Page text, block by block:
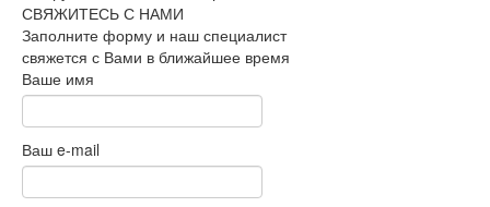
СВЯЖИТЕСЬ С НАМИ
Заполните форму и наш специалист
свяжется с Вами в ближайшее время
Ваше имя
Ваш e-mail